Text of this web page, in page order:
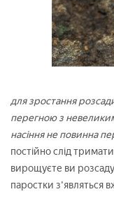
для зростання
перегною з
насіння не повинна
постійно слід
вирощуєте ви розсаду
паростки з'являться